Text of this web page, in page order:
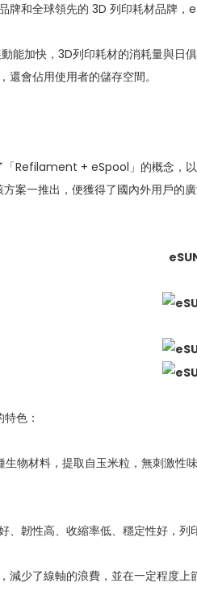
牌和全球領先的 3D 列印耗材品牌，
能加快，3D列印耗材的消耗量與日
還會佔用使用者的儲存空間。
「Refilament + eSpool」的概念，
案一推出，便獲得了國內外用戶的廣
色：
生物材料，提取自玉米粒，無刺激
、韌性高、收縮率低、穩定性好，列
減少了線軸的浪費，並在一定程度